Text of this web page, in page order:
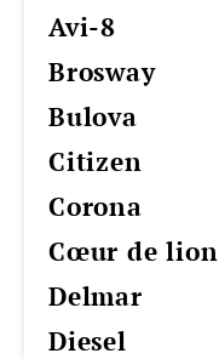
avi-8
brosway
bulova
citizen
corona
cœur de lion
delmar
diesel